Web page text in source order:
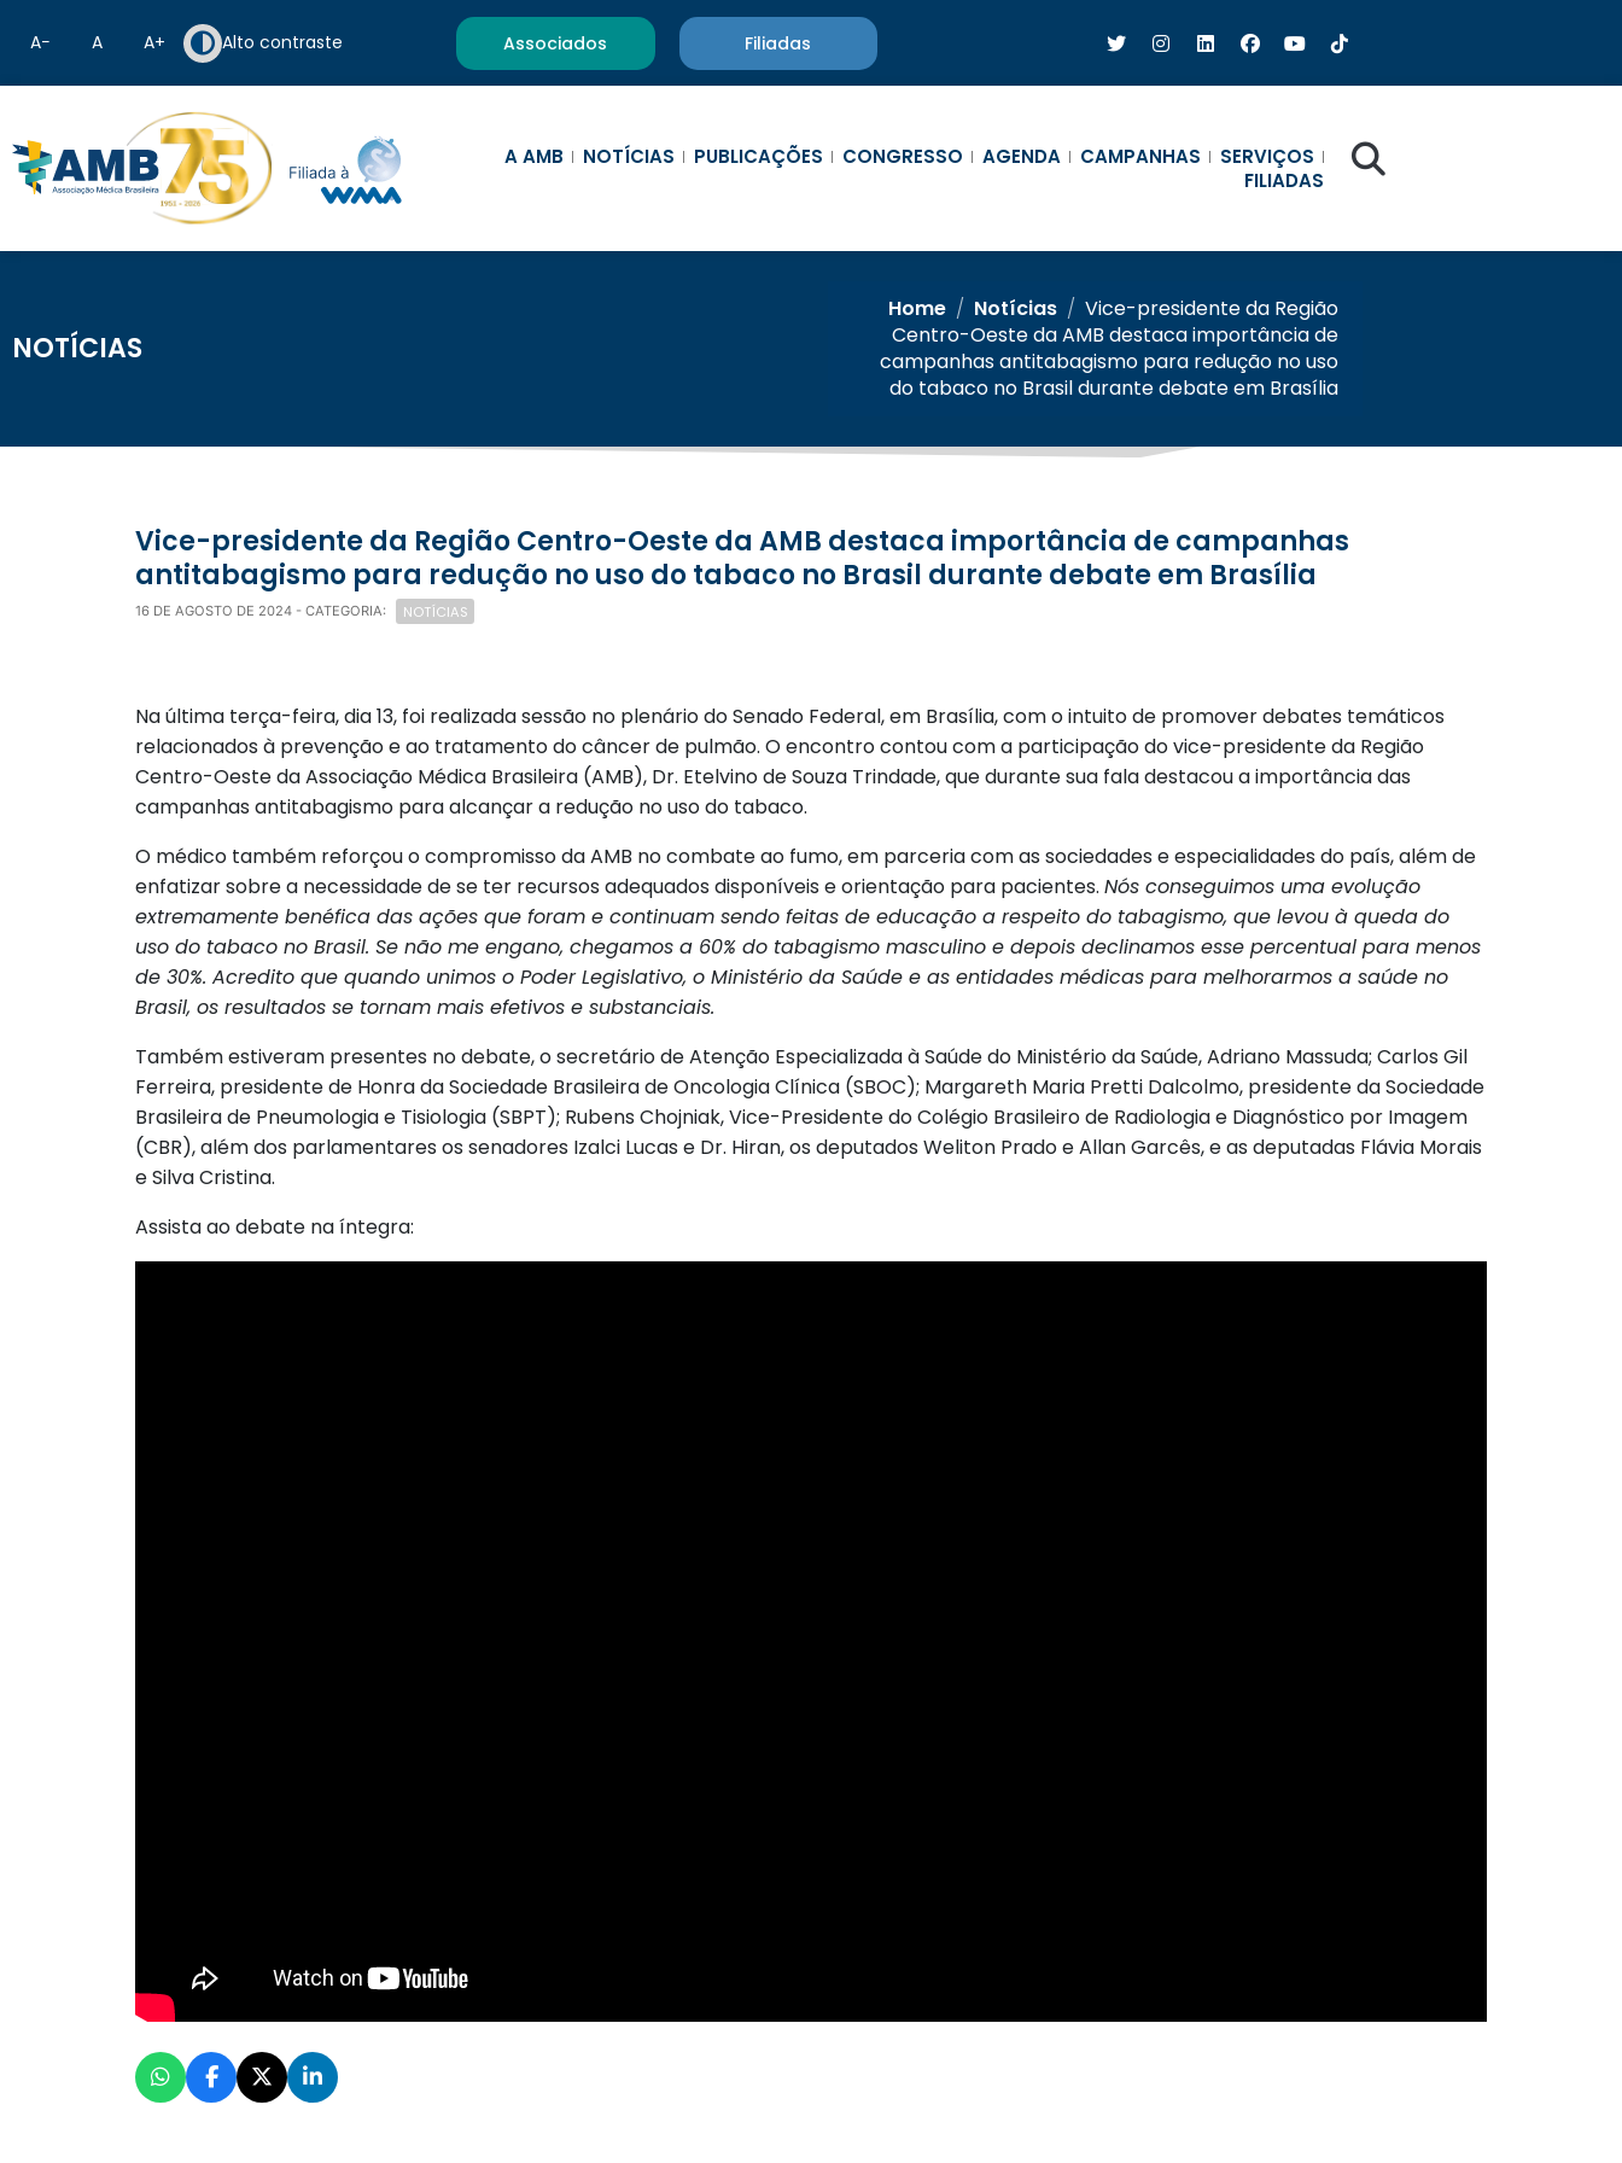
A− A A+ Alto contraste Associados Filiadas
A AMB NOTÍCIAS PUBLICAÇÕES CONGRESSO AGENDA CAMPANHAS
SERVIÇOS
FILIADAS
NOTÍCIAS
Home / Notícias / Vice-presidente da Região
Centro-Oeste da AMB destaca importância de
campanhas antitabagismo para redução no uso
do tabaco no Brasil durante debate em Brasília
Vice-presidente da Região Centro-Oeste da AMB destaca importância de campanhas
antitabagismo para redução no uso do tabaco no Brasil durante debate em Brasília
16 DE AGOSTO DE 2024 - CATEGORIA: NOTÍCIAS
Na última terça-feira, dia 13, foi realizada sessão no plenário do Senado Federal, em Brasília, com o intuito de promover debates temáticos
relacionados à prevenção e ao tratamento do câncer de pulmão. O encontro contou com a participação do vice-presidente da Região
Centro-Oeste da Associação Médica Brasileira (AMB), Dr. Etelvino de Souza Trindade, que durante sua fala destacou a importância das
campanhas antitabagismo para alcançar a redução no uso do tabaco.
O médico também reforçou o compromisso da AMB no combate ao fumo, em parceria com as sociedades e especialidades do país, além de
enfatizar sobre a necessidade de se ter recursos adequados disponíveis e orientação para pacientes. Nós conseguimos uma evolução
extremamente benéfica das ações que foram e continuam sendo feitas de educação a respeito do tabagismo, que levou à queda do
uso do tabaco no Brasil. Se não me engano, chegamos a 60% do tabagismo masculino e depois declinamos esse percentual para menos
de 30%. Acredito que quando unimos o Poder Legislativo, o Ministério da Saúde e as entidades médicas para melhorarmos a saúde no
Brasil, os resultados se tornam mais efetivos e substanciais.
Também estiveram presentes no debate, o secretário de Atenção Especializada à Saúde do Ministério da Saúde, Adriano Massuda; Carlos Gil
Ferreira, presidente de Honra da Sociedade Brasileira de Oncologia Clínica (SBOC); Margareth Maria Pretti Dalcolmo, presidente da Sociedade
Brasileira de Pneumologia e Tisiologia (SBPT); Rubens Chojniak, Vice-Presidente do Colégio Brasileiro de Radiologia e Diagnóstico por Imagem
(CBR), além dos parlamentares os senadores Izalci Lucas e Dr. Hiran, os deputados Weliton Prado e Allan Garcês, e as deputadas Flávia Morais
e Silva Cristina.
Assista ao debate na íntegra: